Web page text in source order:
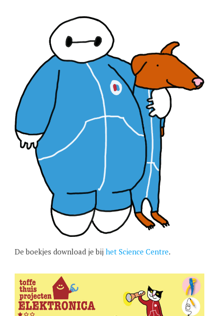
De boekjes download je bij het Science Centre.